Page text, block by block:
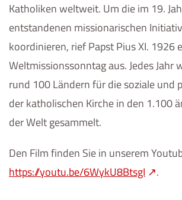
Katholiken weltweit. Um die im 19.
entstandenen missionarischen
koordinieren, rief Papst Pius XI. 1926
Weltmissionssonntag aus. Jedes Jahr
rund 100 Ländern für die soziale und
der katholischen Kirche in den 1.100
der Welt gesammelt.
Den Film finden Sie in unserem
https://youtu.be/6WykU8BtsgI
.